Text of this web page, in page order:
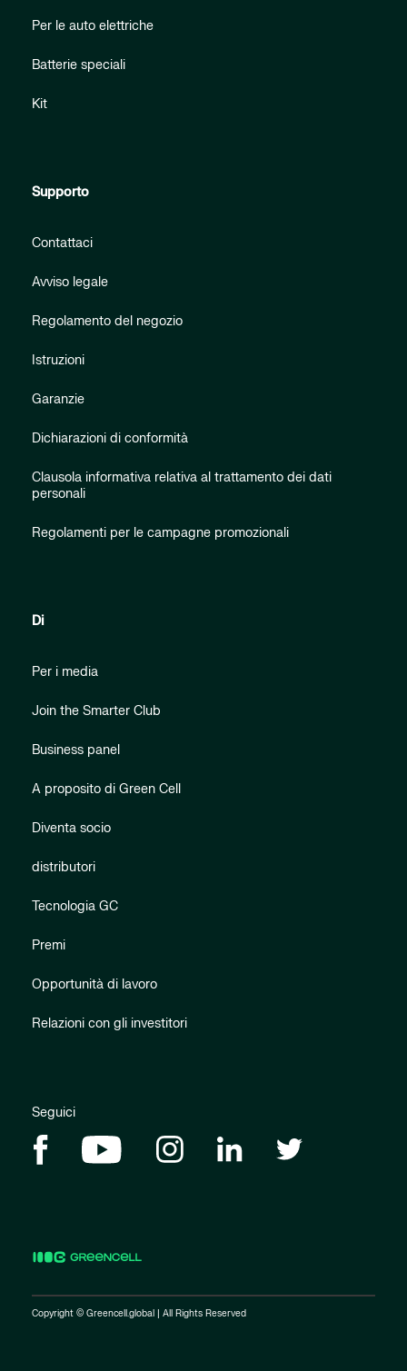
Per le auto elettriche
Batterie speciali
Kit
Supporto
Contattaci
Avviso legale
Regolamento del negozio
Istruzioni
Garanzie
Dichiarazioni di conformità
Clausola informativa relativa al trattamento dei dati
personali
Regolamenti per le campagne promozionali
Di
Per i media
Join the Smarter Club
Business panel
A proposito di Green Cell
Diventa socio
distributori
Tecnologia GC
Premi
Opportunità di lavoro
Relazioni con gli investitori
Seguici
Copyright © Greencell.global | All Rights Reserved